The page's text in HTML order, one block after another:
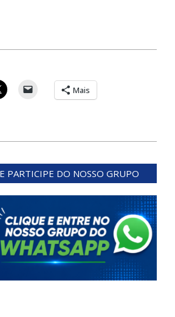
Mais
PARTICIPE DO NOSSO GRUPO